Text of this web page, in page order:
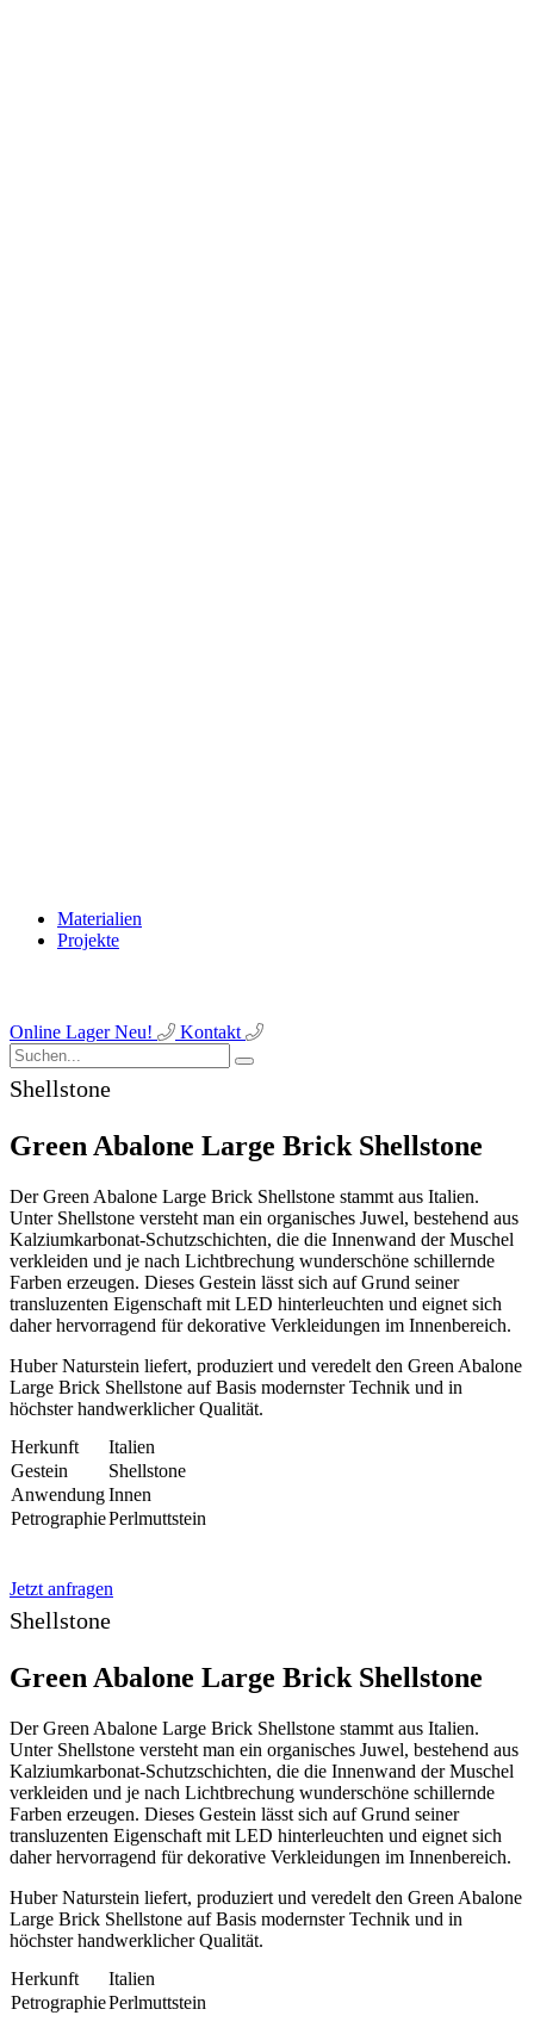
Materialien
Projekte
Online LagerNeu! Kontakt
Shellstone
Green Abalone Large Brick Shellstone
Der Green Abalone Large Brick Shellstone stammt aus Italien.
Unter Shellstone versteht man ein organisches Juwel, bestehend aus
Kalziumkarbonat-Schutzschichten, die die Innenwand der Muschel
verkleiden und je nach Lichtbrechung wunderschöne schillernde
Farben erzeugen. Dieses Gestein lässt sich auf Grund seiner
transluzenten Eigenschaft mit LED hinterleuchten und eignet sich
daher hervorragend für dekorative Verkleidungen im Innenbereich.
Huber Naturstein liefert, produziert und veredelt den Green Abalone
Large Brick Shellstone auf Basis modernster Technik und in
höchster handwerklicher Qualität.
Herkunft
Italien
Gestein
Shellstone
AnwendungInnen
PetrographiePerlmuttstein
Jetzt anfragen
Shellstone
Green Abalone Large Brick Shellstone
Der Green Abalone Large Brick Shellstone stammt aus Italien.
Unter Shellstone versteht man ein organisches Juwel, bestehend aus
Kalziumkarbonat-Schutzschichten, die die Innenwand der Muschel
verkleiden und je nach Lichtbrechung wunderschöne schillernde
Farben erzeugen. Dieses Gestein lässt sich auf Grund seiner
transluzenten Eigenschaft mit LED hinterleuchten und eignet sich
daher hervorragend für dekorative Verkleidungen im Innenbereich.
Huber Naturstein liefert, produziert und veredelt den Green Abalone
Large Brick Shellstone auf Basis modernster Technik und in
höchster handwerklicher Qualität.
Herkunft
Italien
PetrographiePerlmuttstein